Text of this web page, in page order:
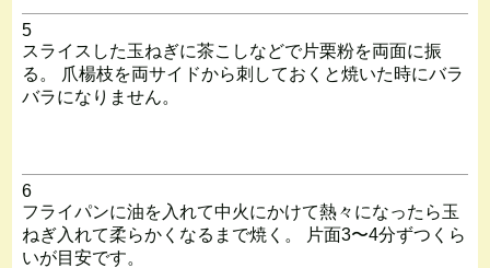
5
スライスした玉ねぎに茶こしなどで片栗粉を両面に振
る。 爪楊枝を両サイドから刺しておくと焼いた時にバラ
バラになりません。
6
フライパンに油を入れて中火にかけて熱々になったら玉
ねぎ入れて柔らかくなるまで焼く。 片面3〜4分ずつくら
いが目安です。